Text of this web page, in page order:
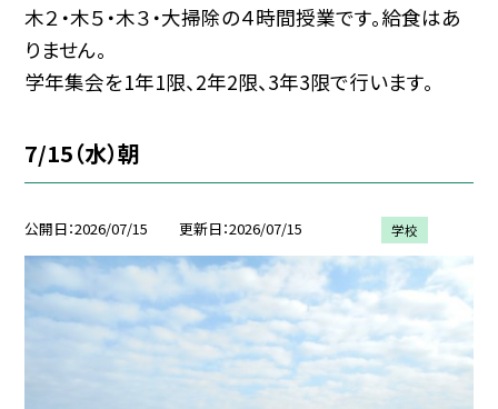
木２・木５・木３・大掃除の４時間授業です。給食はあ
りません。
学年集会を1年1限、2年2限、3年3限で行います。
7/15（水）朝
公開日 2026/07/15 更新日 2026/07/15 学校